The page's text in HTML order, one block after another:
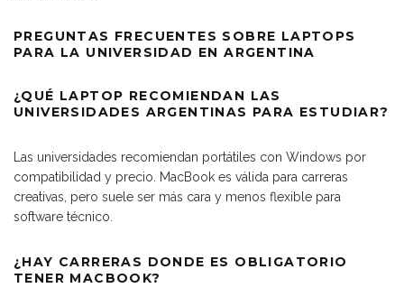
PREGUNTAS FRECUENTES SOBRE LAPTOPS
PARA LA UNIVERSIDAD EN ARGENTINA
¿QUÉ LAPTOP RECOMIENDAN LAS
UNIVERSIDADES ARGENTINAS PARA ESTUDIAR?
Las universidades recomiendan portátiles con Windows por
compatibilidad y precio. MacBook es válida para carreras
creativas, pero suele ser más cara y menos flexible para
software técnico.
¿HAY CARRERAS DONDE ES OBLIGATORIO
TENER MACBOOK?